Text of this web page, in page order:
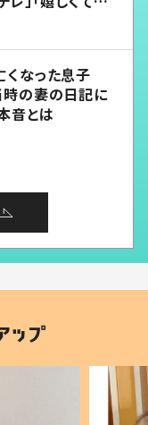
くなった息子
時の妻の日記に
音とは